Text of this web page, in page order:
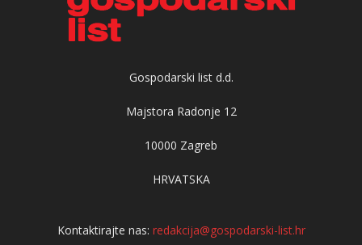
Gospodarski list d.d.
Majstora Radonje 12
10000 Zagreb
HRVATSKA
Kontaktirajte nas: redakcija@gospodarski-list.hr